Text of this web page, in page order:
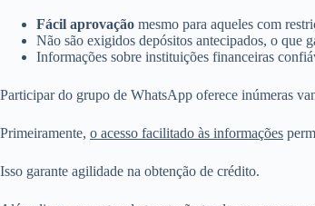
Fácil aprovação mesmo para aqueles com
Não são exigidos depósitos antecipados, o que
Informações sobre instituições financeiras
Participar do grupo de WhatsApp oferece inúmeras
Primeiramente, o acesso facilitado às informações
Isso garante agilidade na obtenção de crédito.